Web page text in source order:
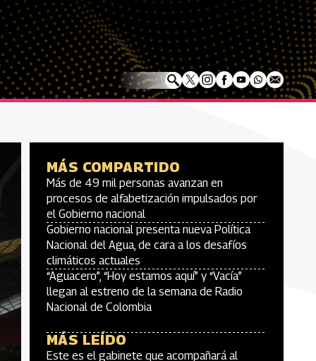
MÁS COMPARTIDO
Más de 49 mil personas avanzan en
procesos de alfabetización impulsados por
el Gobierno nacional
Gobierno nacional presenta nueva Política
Nacional del Agua, de cara a los desafíos
climáticos actuales
“Aguacero”, “Hoy estamos aquí” y “Vacía”
llegan al estreno de la semana de Radio
Nacional de Colombia
MÁS LEÍDO
Este es el gabinete que acompañará al